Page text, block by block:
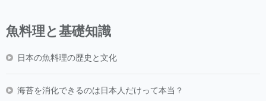
魚料理と基礎知識
日本の魚料理の歴史と文化
海苔を消化できるのは日本人だけって本当？